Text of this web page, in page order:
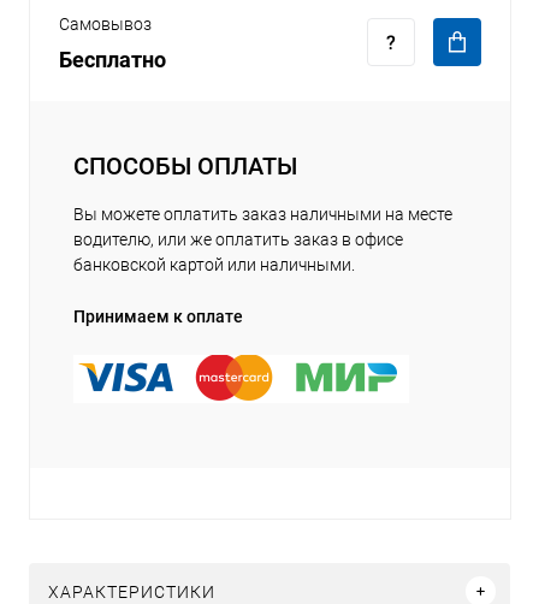
Самовывоз
Бесплатно
СПОСОБЫ ОПЛАТЫ
Вы можете оплатить заказ наличными на месте
водителю, или же оплатить заказ в офисе
банковской картой или наличными.
Принимаем к оплате
ХАРАКТЕРИСТИКИ